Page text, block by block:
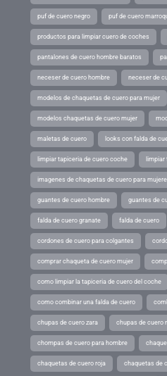
puf de cuero negro puf de cuero
productos para limpiar cuero de coches
pantalones de cuero hombre baratos
neceser de cuero hombre neceser de
modelos de chaquetas de cuero para mujer
modelos chaquetas de cuero mujer
maletas de cuero looks con falda de
limpiar tapiceria de cuero coche limpiar
imagenes de chaquetas de cuero para
guantes de cuero hombre guantes de
falda de cuero granate falda de cuero
cordones de cuero para colgantes
comprar chaqueta de cuero mujer
como limpiar la tapiceria de cuero del coche
como combinar una falda de cuero
chupas de cuero zara chupas de cuero
chompas de cuero para hombre
chaquetas de cuero roja chaquetas de